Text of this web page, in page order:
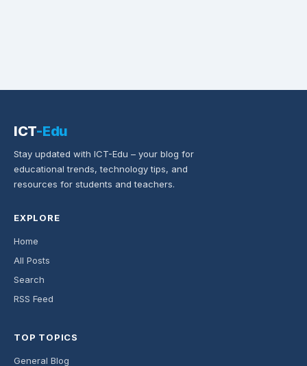
ICT-Edu
Stay updated with ICT-Edu – your blog for
educational trends, technology tips, and
resources for students and teachers.
EXPLORE
Home
All Posts
Search
RSS Feed
TOP TOPICS
General Blog